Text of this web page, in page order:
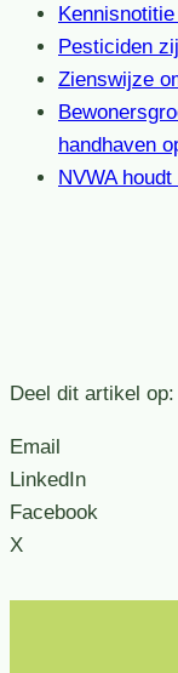
Pesticiden
Zienswijze
handhaven
NVWA
Deel dit artikel op:
Email
LinkedIn
Facebook
X